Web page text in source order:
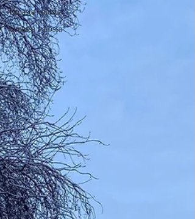
Omasta valosta
Omassa valossa